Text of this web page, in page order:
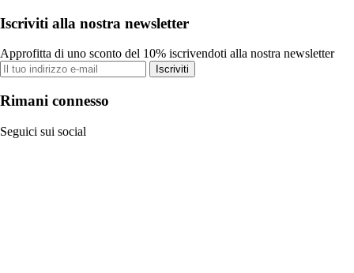
Iscriviti alla nostra newsletter
Approfitta di uno sconto del 10% iscrivendoti alla nostra newsletter
Iscriviti
Rimani connesso
Seguici sui social